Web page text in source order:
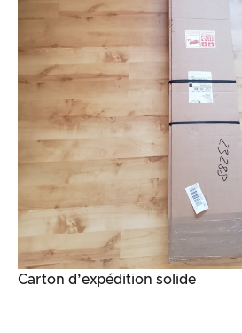
Carton d’expédition solide